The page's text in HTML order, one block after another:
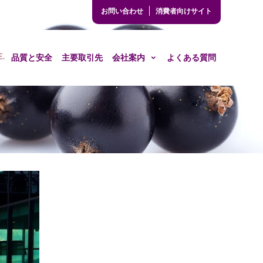
お問い合わせ 消費者向けサイト
品質と安全 主要取引先 会社案内 よくある質問